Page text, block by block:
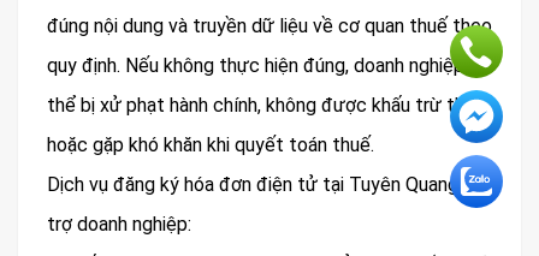
đúng nội dung và truyền dữ liệu về cơ quan thuế theo
quy định. Nếu không thực hiện đúng, doanh nghiệp có
thể bị xử phạt hành chính, không được khấu trừ thuế
hoặc gặp khó khăn khi quyết toán thuế.
Dịch vụ đăng ký hóa đơn điện tử tại Tuyên Quang hỗ
trợ doanh nghiệp: